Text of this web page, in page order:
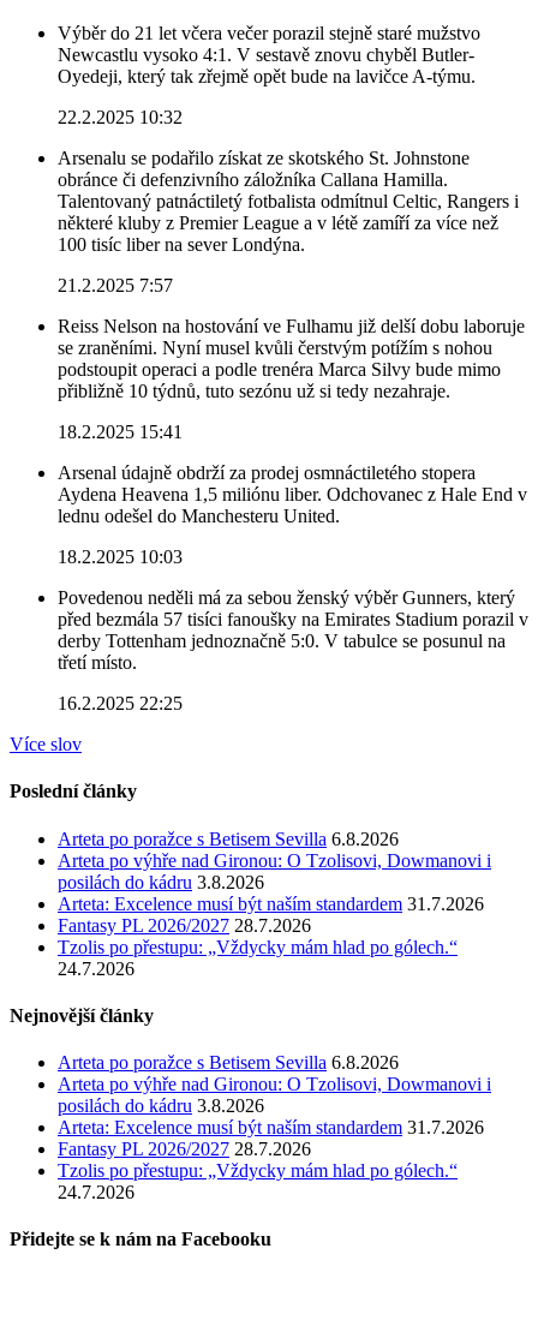
Výběr do 21 let včera večer porazil stejně staré mužstvo
Newcastlu vysoko 4:1. V sestavě znovu chyběl Butler-
Oyedeji, který tak zřejmě opět bude na lavičce A-týmu.
22.2.2025 10:32
Arsenalu se podařilo získat ze skotského St. Johnstone
obránce či defenzivního záložníka Callana Hamilla.
Talentovaný patnáctiletý fotbalista odmítnul Celtic, Rangers i
některé kluby z Premier League a v létě zamíří za více než
100 tisíc liber na sever Londýna.
21.2.2025 7:57
Reiss Nelson na hostování ve Fulhamu již delší dobu laboruje
se zraněními. Nyní musel kvůli čerstvým potížím s nohou
podstoupit operaci a podle trenéra Marca Silvy bude mimo
přibližně 10 týdnů, tuto sezónu už si tedy nezahraje.
18.2.2025 15:41
Arsenal údajně obdrží za prodej osmnáctiletého stopera
Aydena Heavena 1,5 miliónu liber. Odchovanec z Hale End v
lednu odešel do Manchesteru United.
18.2.2025 10:03
Povedenou neděli má za sebou ženský výběr Gunners, který
před bezmála 57 tisíci fanoušky na Emirates Stadium porazil v
derby Tottenham jednoznačně 5:0. V tabulce se posunul na
třetí místo.
16.2.2025 22:25
Více slov
Poslední články
Arteta po poražce s Betisem Sevilla 6.8.2026
Arteta po výhře nad Gironou: O Tzolisovi, Dowmanovi i
posilách do kádru 3.8.2026
Arteta: Excelence musí být naším standardem 31.7.2026
Fantasy PL 2026/2027 28.7.2026
Tzolis po přestupu: „Vždycky mám hlad po gólech.“
24.7.2026
Nejnovější články
Arteta po poražce s Betisem Sevilla 6.8.2026
Arteta po výhře nad Gironou: O Tzolisovi, Dowmanovi i
posilách do kádru 3.8.2026
Arteta: Excelence musí být naším standardem 31.7.2026
Fantasy PL 2026/2027 28.7.2026
Tzolis po přestupu: „Vždycky mám hlad po gólech.“
24.7.2026
Přidejte se k nám na Facebooku